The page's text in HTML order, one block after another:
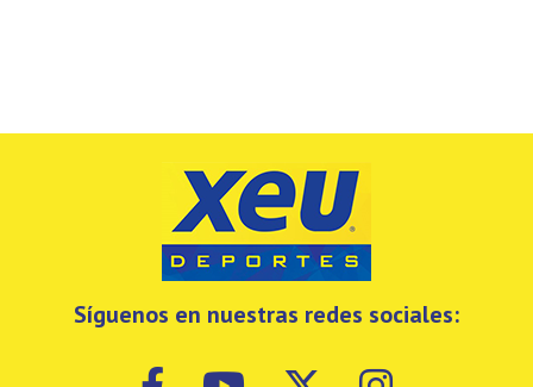
Síguenos en nuestras redes sociales: